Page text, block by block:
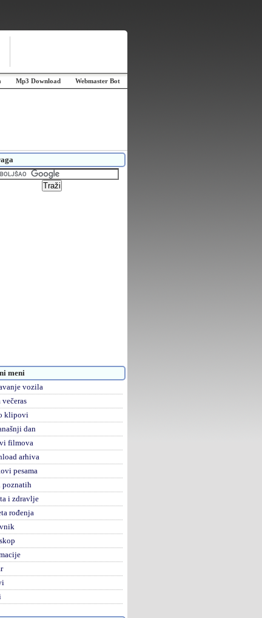
Mp3 Download Webmaster Bot
meni
vozila
večeras
klipovi
dan
filmova
arhiva
pesama
i zdravlje
rođenja